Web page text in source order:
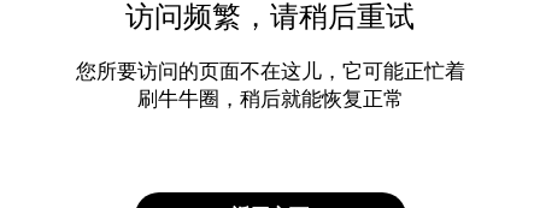
访问频繁，请稍后重试
您所要访问的页面不在这儿，它可能正忙着
刷牛牛圈，稍后就能恢复正常